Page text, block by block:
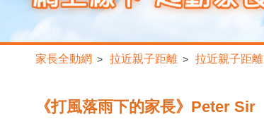
家長全動網 > 拉近親子距離 > 拉近親子距離
《打風落雨下的家長》Peter Sir